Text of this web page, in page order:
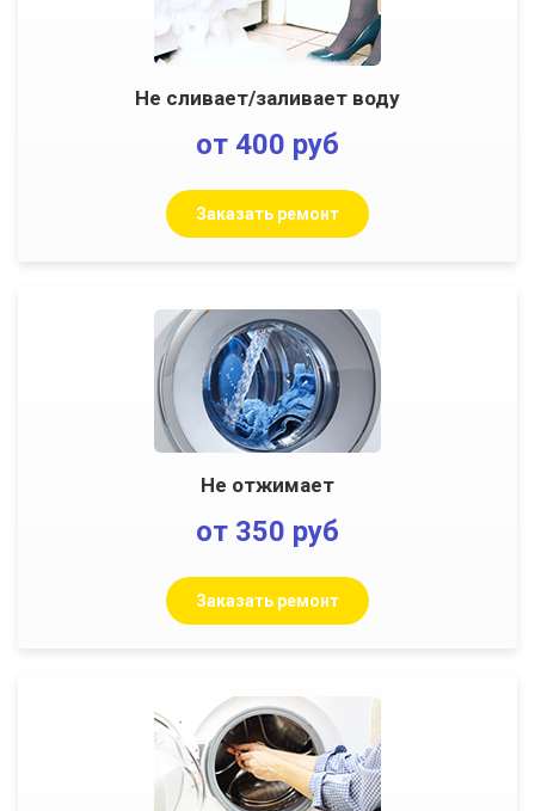
Не сливает/заливает воду
от 400 руб
Заказать ремонт
Не отжимает
от 350 руб
Заказать ремонт